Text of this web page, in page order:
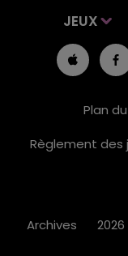
JEUX
Plan
Règlement des
Archives 2026